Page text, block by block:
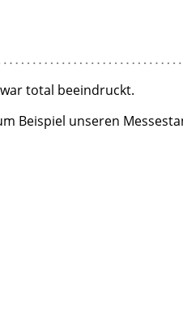
total beeindruckt.
Beispiel unseren